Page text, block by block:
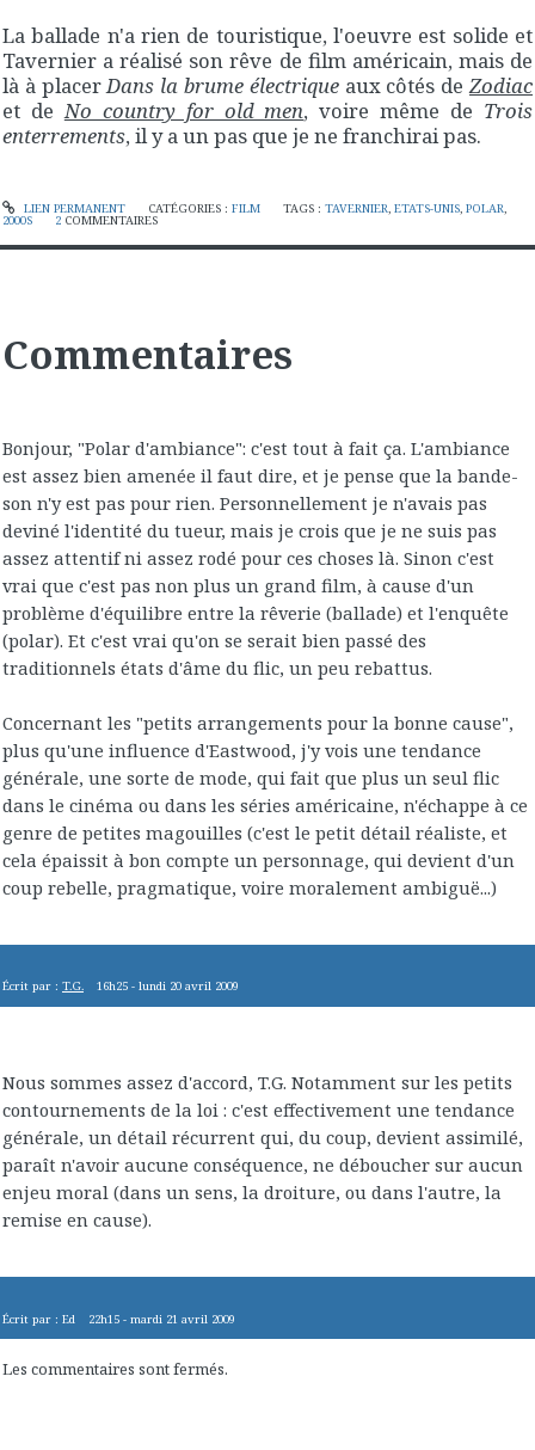
La ballade n'a rien de touristique, l'oeuvre est solide et
Tavernier a réalisé son rêve de film américain, mais de
là à placerDans la brume électriqueaux côtés deZodiac
et deNo country for old men, voire même de Trois
enterrements, il y a un pas que je ne franchirai pas.
LIEN PERMANENT CATÉGORIES : FILM TAGS :TAVERNIER,ETATS-UNIS,POLAR,
2000S 2 COMMENTAIRES
Commentaires
Bonjour, "Polar d'ambiance": c'est tout à fait ça. L'ambiance
est assez bien amenée il faut dire, et je pense que la bande-
son n'y est pas pour rien. Personnellement je n'avais pas
deviné l'identité du tueur, mais je crois que je ne suis pas
assez attentif ni assez rodé pour ces choses là. Sinon c'est
vrai que c'est pas non plus un grand film, à cause d'un
problème d'équilibre entre la rêverie (ballade) et l'enquête
(polar). Et c'est vrai qu'on se serait bien passé des
traditionnels états d'âme du flic, un peu rebattus.
Concernant les "petits arrangements pour la bonne cause",
plus qu'une influence d'Eastwood, j'y vois une tendance
générale, une sorte de mode, qui fait que plus un seul flic
dans le cinéma ou dans les séries américaine, n'échappe à ce
genre de petites magouilles (c'est le petit détail réaliste, et
cela épaissit à bon compte un personnage, qui devient d'un
coup rebelle, pragmatique, voire moralement ambiguë...)
Écrit par : T.G. 16h25 -lundi 20 avril 2009
Nous sommes assez d'accord, T.G. Notamment sur les petits
contournements de la loi : c'est effectivement une tendance
générale, un détail récurrent qui, du coup, devient assimilé,
paraît n'avoir aucune conséquence, ne déboucher sur aucun
enjeu moral (dans un sens, la droiture, ou dans l'autre, la
remise en cause).
Écrit par : Ed 22h15 -mardi 21 avril 2009
Les commentaires sont fermés.